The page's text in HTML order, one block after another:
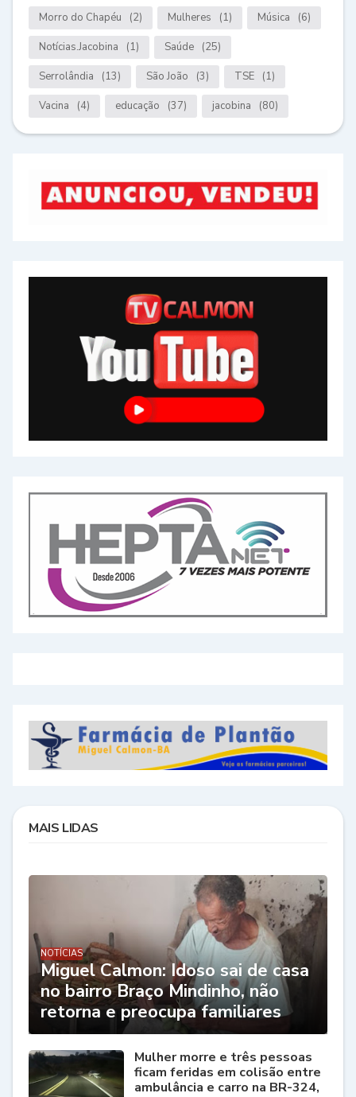
Morro do Chapéu (2) Mulheres (1) Música (6)
Notícias.Jacobina (1) Saúde (25)
Serrolândia (13) São João (3) TSE (1)
Vacina (4) educação (37) jacobina (80)
MAIS LIDAS
NOTÍCIAS
Miguel Calmon: Idoso sai de casa
no bairro Braço Mindinho, não
retorna e preocupa familiares
Mulher morre e três pessoas
ficam feridas em colisão entre
ambulância e carro na BR-324,